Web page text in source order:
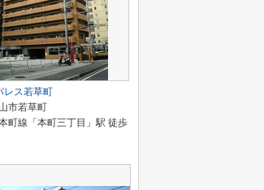
レス若草町
市若草町
町線「本町三丁目」駅 徒歩